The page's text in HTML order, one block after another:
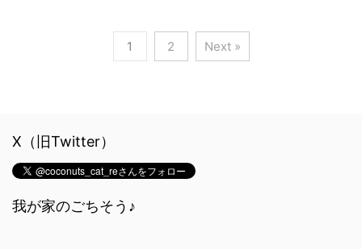
1 2 Next »
X（旧Twitter）
我が家のごちそう♪